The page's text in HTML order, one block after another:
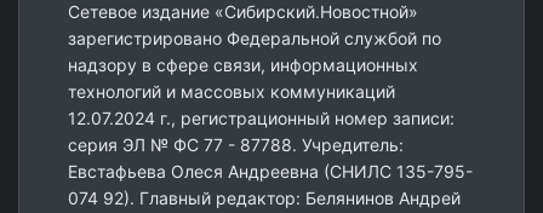
Сетевое издание «Сибирский.Новостной»
зарегистрировано Федеральной службой по
надзору в сфере связи, информационных
технологий и массовых коммуникаций
12.07.2024 г., регистрационный номер записи:
серия ЭЛ № ФС 77 - 87788. Учредитель:
Евстафьева Олеся Андреевна (СНИЛС 135-795-
074 92). Главный редактор: Белянинов Андрей